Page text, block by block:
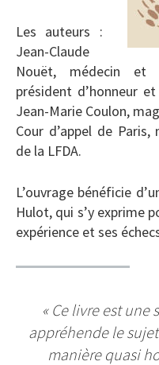
Les auteurs :
Jean-Claude
Nouët, médecin et
président d’honneur
Jean-Marie Coulon,
Cour d’appel de
de la LFDA.
L’ouvrage bénéficie
Hulot, qui s’y exprime
expérience et ses
« Ce livre est
appréhende le
manière quasi